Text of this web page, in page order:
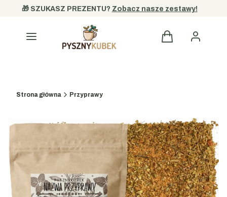
🎁 SZUKASZ PREZENTU? Zobacz nasze zestawy!
Kategorie
Strona główna Przyprawy